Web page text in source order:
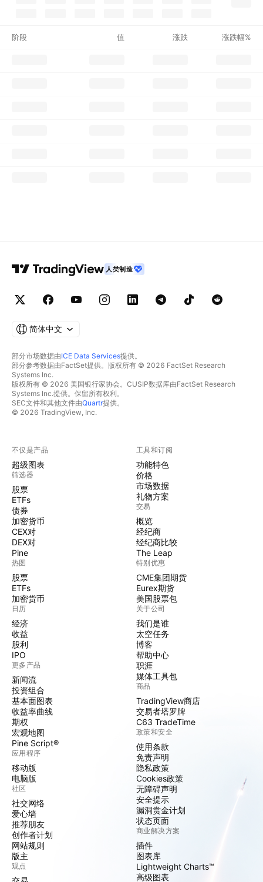
阶段 值 涨跌 涨跌幅%
人类制造
简体中文
部分市场数据由ICE Data Services提供。
部分参考数据由FactSet提供。版权所有 © 2026 FactSet Research
Systems Inc.
版权所有 © 2026 美国银行家协会。CUSIP数据库由FactSet Research
Systems Inc.提供。保留所有权利。
SEC文件和其他文件由Quartr提供。
© 2026 TradingView, Inc.
不仅是产品
超级图表
筛选器
股票
ETFs
债券
加密货币
CEX对
DEX对
Pine
热图
股票
ETFs
加密货币
日历
经济
收益
股利
IPO
更多产品
新闻流
投资组合
基本面图表
收益率曲线
期权
宏观地图
Pine Script®
应用程序
移动版
电脑版
社区
社交网络
爱心墙
推荐朋友
创作者计划
网站规则
版主
观点
工具和订阅
功能特色
价格
市场数据
礼物方案
交易
概览
经纪商
经纪商比较
The Leap
特别优惠
CME集团期货
Eurex期货
美国股票包
关于公司
我们是谁
太空任务
博客
帮助中心
职涯
媒体工具包
商品
TradingView商店
交易者塔罗牌
C63 TradeTime
政策和安全
使用条款
免责声明
隐私政策
Cookies政策
无障碍声明
安全提示
漏洞赏金计划
状态页面
商业解决方案
插件
图表库
Lightweight Charts™
高级图表